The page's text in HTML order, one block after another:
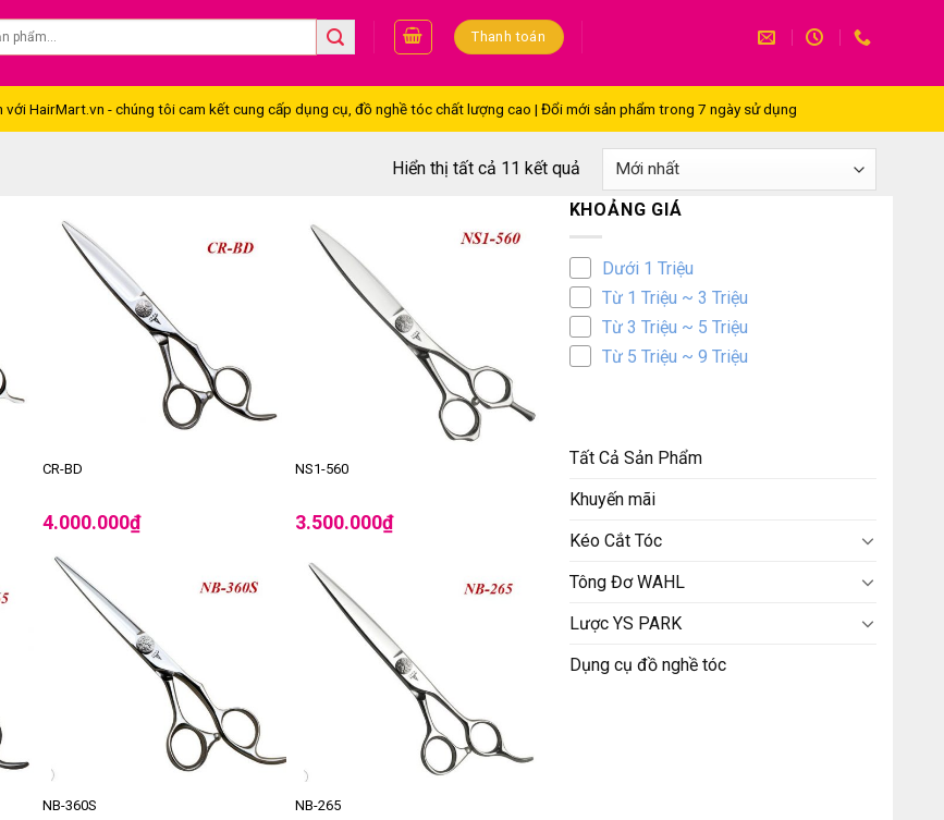
Thanh toán
với HairMart.vn - chúng tôi cam kết cung cấp dụng cụ, đồ nghề tóc chất lượng cao | Đổi mới sản phẩm trong 7 ngày sử dụng
Hiển thị tất cả 11 kết quả
CR-BD
4.000.000₫
NS1-560
3.500.000₫
NB-360S NB-265
KHOẢNG GIÁ
Dưới 1 Triệu
Từ 1 Triệu ~ 3 Triệu
Từ 3 Triệu ~ 5 Triệu
Từ 5 Triệu ~ 9 Triệu
Tất Cả Sản Phẩm
Khuyến mãi
Kéo Cắt Tóc
Tông Đơ WAHL
Lược YS PARK
Dụng cụ đồ nghề tóc